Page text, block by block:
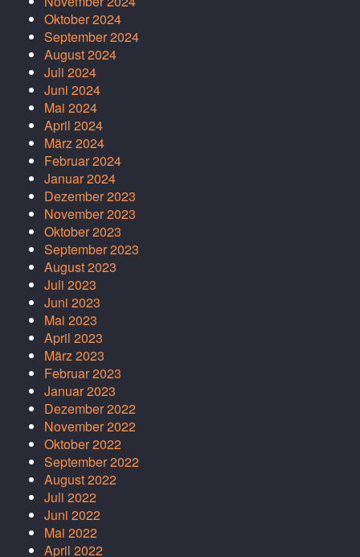
Oktober 2024
September 2024
August 2024
Juli 2024
Juni 2024
Mai 2024
April 2024
März 2024
Februar 2024
Januar 2024
Dezember 2023
November 2023
Oktober 2023
September 2023
August 2023
Juli 2023
Juni 2023
Mai 2023
April 2023
März 2023
Februar 2023
Januar 2023
Dezember 2022
November 2022
Oktober 2022
September 2022
August 2022
Juli 2022
Juni 2022
Mai 2022
April 2022